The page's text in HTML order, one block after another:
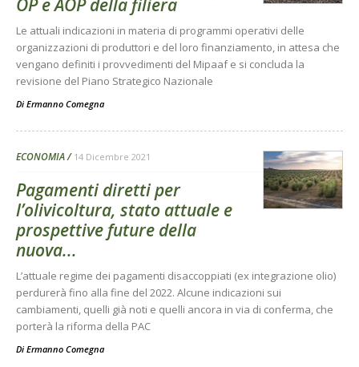
OP e AOP della filiera
Le attuali indicazioni in materia di programmi operativi delle
organizzazioni di produttori e del loro finanziamento, in attesa che
vengano definiti i provvedimenti del Mipaaf e si concluda la
revisione del Piano Strategico Nazionale
Di Ermanno Comegna
ECONOMIA 14 Dicembre 2021
Pagamenti diretti per
l’olivicoltura, stato attuale e
prospettive future della
nuova...
L’attuale regime dei pagamenti disaccoppiati (ex integrazione olio)
perdurerà fino alla fine del 2022. Alcune indicazioni sui
cambiamenti, quelli già noti e quelli ancora in via di conferma, che
porterà la riforma della PAC
Di Ermanno Comegna